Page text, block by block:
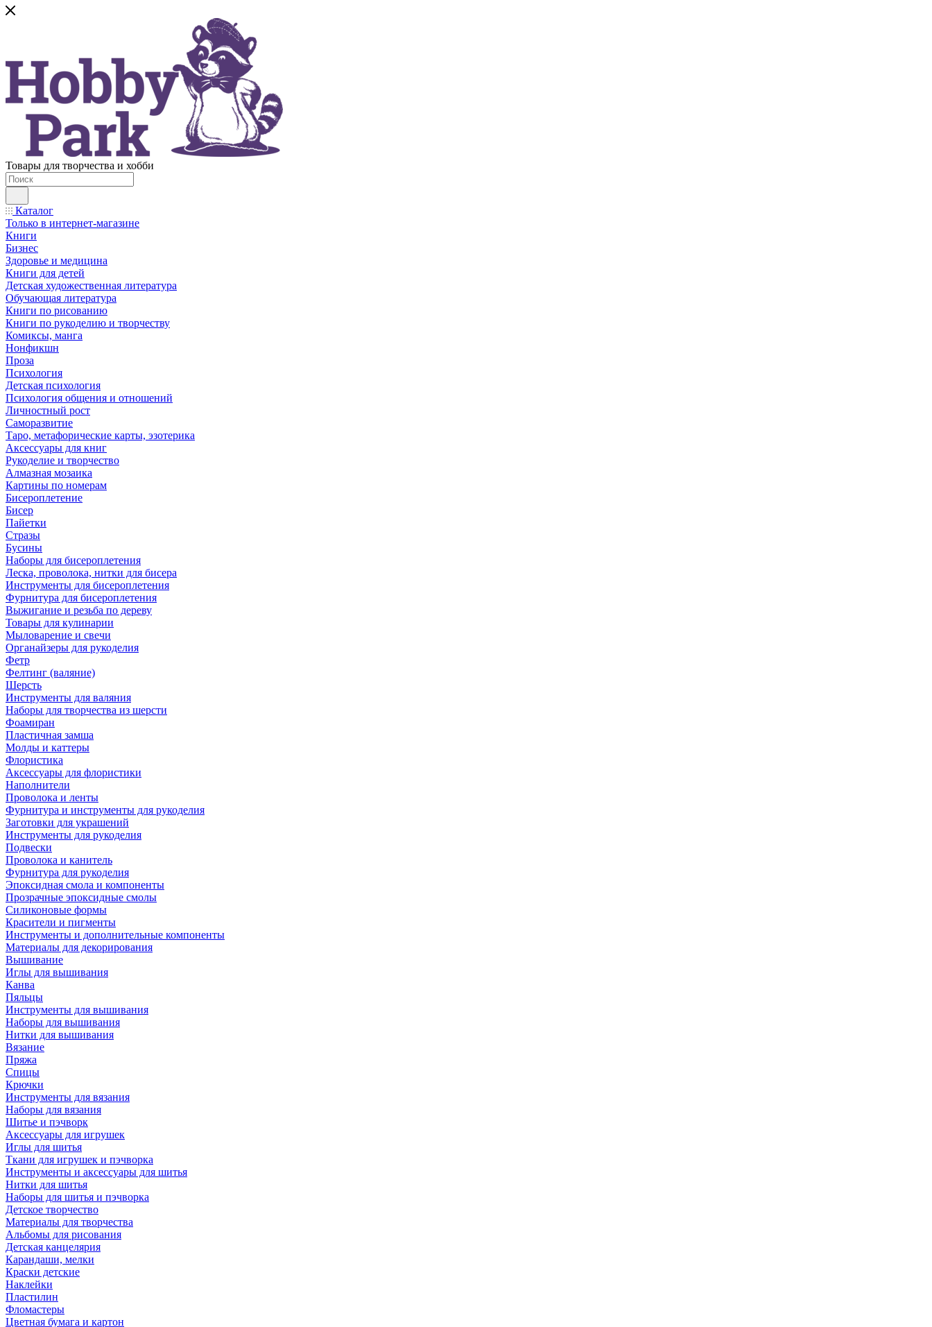
Товары для творчества и хобби
Каталог
Только в интернет-магазине
Книги
Бизнес
Здоровье и медицина
Книги для детей
Детская художественная литература
Обучающая литература
Книги по рисованию
Книги по рукоделию и творчеству
Комиксы, манга
Нонфикшн
Проза
Психология
Детская психология
Психология общения и отношений
Личностный рост
Саморазвитие
Таро, метафорические карты, эзотерика
Аксессуары для книг
Рукоделие и творчество
Алмазная мозаика
Картины по номерам
Бисероплетение
Бисер
Пайетки
Стразы
Бусины
Наборы для бисероплетения
Леска, проволока, нитки для бисера
Инструменты для бисероплетения
Фурнитура для бисероплетения
Выжигание и резьба по дереву
Товары для кулинарии
Мыловарение и свечи
Органайзеры для рукоделия
Фетр
Фелтинг (валяние)
Шерсть
Инструменты для валяния
Наборы для творчества из шерсти
Фоамиран
Пластичная замша
Молды и каттеры
Флористика
Аксессуары для флористики
Наполнители
Проволока и ленты
Фурнитура и инструменты для рукоделия
Заготовки для украшений
Инструменты для рукоделия
Подвески
Проволока и канитель
Фурнитура для рукоделия
Эпоксидная смола и компоненты
Прозрачные эпоксидные смолы
Силиконовые формы
Красители и пигменты
Инструменты и дополнительные компоненты
Материалы для декорирования
Вышивание
Иглы для вышивания
Канва
Пяльцы
Инструменты для вышивания
Наборы для вышивания
Нитки для вышивания
Вязание
Пряжа
Спицы
Крючки
Инструменты для вязания
Наборы для вязания
Шитье и пэчворк
Аксессуары для игрушек
Иглы для шитья
Ткани для игрушек и пэчворка
Инструменты и аксессуары для шитья
Нитки для шитья
Наборы для шитья и пэчворка
Детское творчество
Материалы для творчества
Альбомы для рисования
Детская канцелярия
Карандаши, мелки
Краски детские
Наклейки
Пластилин
Фломастеры
Цветная бумага и картон